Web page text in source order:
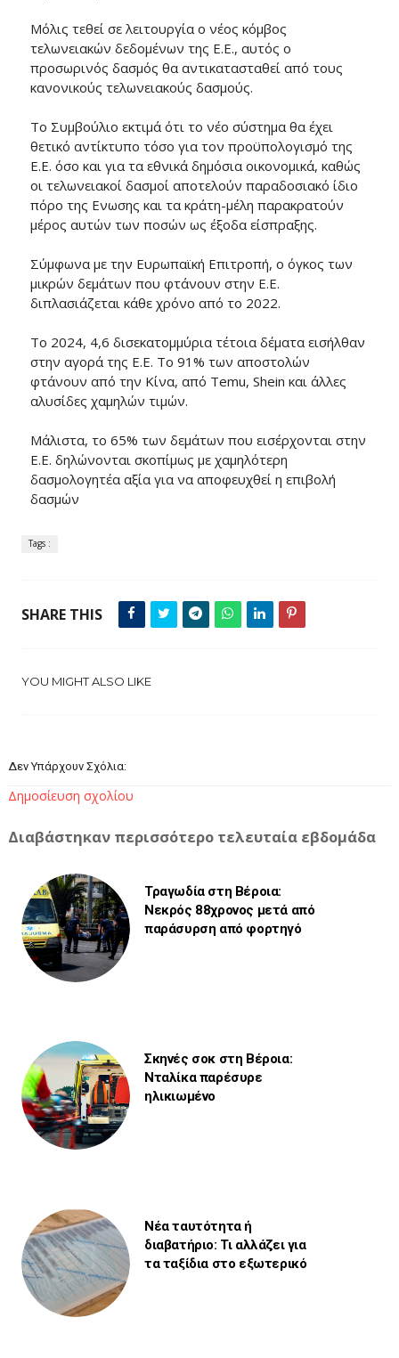
Μόλις τεθεί σε λειτουργία ο νέος κόμβος
τελωνειακών δεδομένων της Ε.Ε., αυτός ο
προσωρινός δασμός θα αντικατασταθεί από τους
κανονικούς τελωνειακούς δασμούς.
Το Συμβούλιο εκτιμά ότι το νέο σύστημα θα έχει
θετικό αντίκτυπο τόσο για τον προϋπολογισμό της
Ε.Ε. όσο και για τα εθνικά δημόσια οικονομικά, καθώς
οι τελωνειακοί δασμοί αποτελούν παραδοσιακό ίδιο
πόρο της Ενωσης και τα κράτη-μέλη παρακρατούν
μέρος αυτών των ποσών ως έξοδα είσπραξης.
Σύμφωνα με την Ευρωπαϊκή Επιτροπή, ο όγκος των
μικρών δεμάτων που φτάνουν στην Ε.Ε.
διπλασιάζεται κάθε χρόνο από το 2022.
Το 2024, 4,6 δισεκατομμύρια τέτοια δέματα εισήλθαν
στην αγορά της Ε.Ε. Το 91% των αποστολών
φτάνουν από την Κίνα, από Temu, Shein και άλλες
αλυσίδες χαμηλών τιμών.
Μάλιστα, το 65% των δεμάτων που εισέρχονται στην
Ε.Ε. δηλώνονται σκοπίμως με χαμηλότερη
δασμολογητέα αξία για να αποφευχθεί η επιβολή
δασμών
Tags :
SHARE THIS
YOU MIGHT ALSO LIKE
Δεν Υπάρχουν Σχόλια:
Δημοσίευση σχολίου
Διαβάστηκαν περισσότερο τελευταία εβδομάδα
Τραγωδία στη Βέροια:
Νεκρός 88χρονος μετά από
παράσυρση από φορτηγό
Σκηνές σοκ στη Βέροια:
Νταλίκα παρέσυρε
ηλικιωμένο
Νέα ταυτότητα ή
διαβατήριο: Τι αλλάζει για
τα ταξίδια στο εξωτερικό